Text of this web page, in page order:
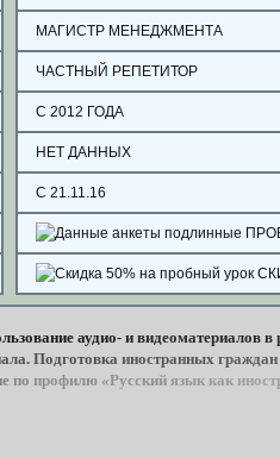
МАГИСТР МЕНЕДЖМЕНТА
ЧАСТНЫЙ РЕПЕТИТОР
С 2012 ГОДА
НЕТ ДАННЫХ
С 21.11.16
аудио- и видеоматериалов в
Подготовка иностранных граждан
по профилю «Русский язык как